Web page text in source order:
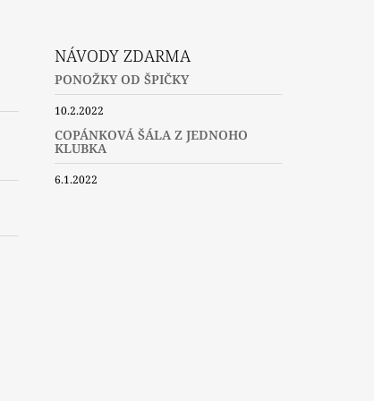
NÁVODY ZDARMA
PONOŽKY OD ŠPIČKY
10.2.2022
COPÁNKOVÁ ŠÁLA Z JEDNOHO
KLUBKA
6.1.2022